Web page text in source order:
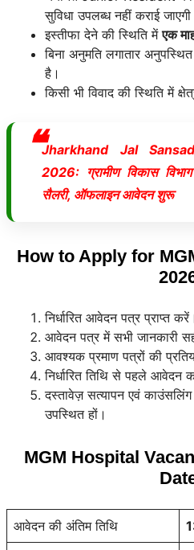
सुविधा उपलब्ध नहीं कराई
इस्तीफा देने की स्थिति मेंएक
बिना अनुमति लगातार
है।
किसी भी विवाद की स्थिति में
Jharkhand Jal
2026: ग्रामीण विकास
सैलरी, ऑफलाइन आवेदन शुरू
How to Apply for
निर्धारित आवेदन पत्र प्राप्त करें।
आवेदन पत्र में सभी जानकारी
आवश्यक प्रमाण पत्रों की
निर्धारित तिथि से पहले आवेदन
दस्तावेज़ सत्यापन एवं काउंसलिंग
उपस्थित हों।
MGM Hospital
आवेदन की अंतिम तिथि